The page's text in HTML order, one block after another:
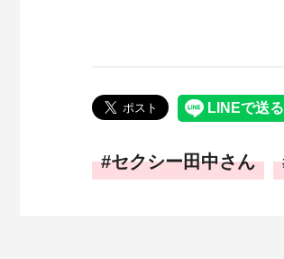
セクシー田中さん